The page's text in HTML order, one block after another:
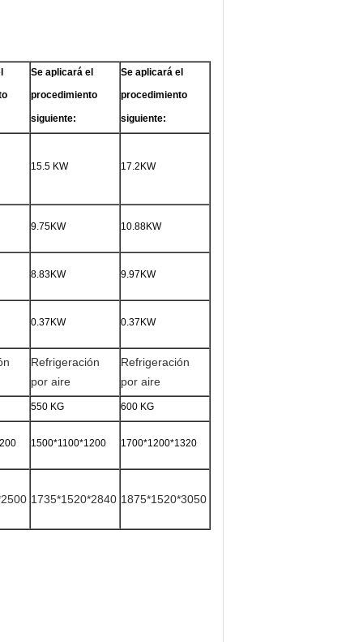
Se aplicará el
procedimiento
siguiente:
Se aplicará el
procedimiento
siguiente:
15.5 KW 17.2KW
9.75KW 10.88KW
8.83KW 9.97KW
0.37KW 0.37KW
Refrigeración
por aire
Refrigeración
por aire
550 KG 600 KG
1500*1100*1200 1700*1200*1320
1735*1520*2840 1875*1520*3050